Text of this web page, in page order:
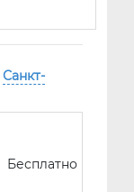
Санкт-
Бесплатно